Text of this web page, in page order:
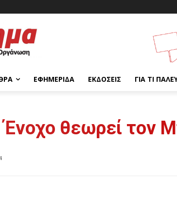
ΕΦΗΜΕΡΊΔΑ ΕΚΔΌΣΕΙΣ ΓΙΑ ΤΙ
Ένοχο θεωρεί τον